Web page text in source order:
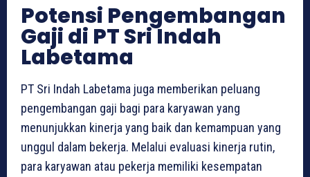
Potensi Pengembangan
Gaji di PT Sri Indah
Labetama
PT Sri Indah Labetama juga memberikan peluang
pengembangan gaji bagi para karyawan yang
menunjukkan kinerja yang baik dan kemampuan yang
unggul dalam bekerja. Melalui evaluasi kinerja rutin,
para karyawan atau pekerja memiliki kesempatan